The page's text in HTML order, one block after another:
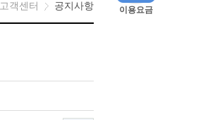
고객센터 공지사항 이용요금